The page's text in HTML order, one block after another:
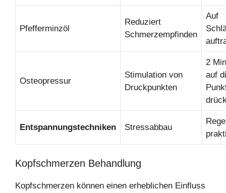
Pfefferminzöl
Reduziert
Schmerzempfinden
Auf
Osteopressur
Stimulation von
Druckpunkten
2
auf
Entspannungstechniken Stressabbau
Kopfschmerzen Behandlung
Kopfschmerzen können einen erheblichen Einfluss